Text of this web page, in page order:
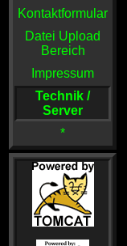
Kontaktformular
Datei Upload
Bereich
Impressum
Technik /
Server
*